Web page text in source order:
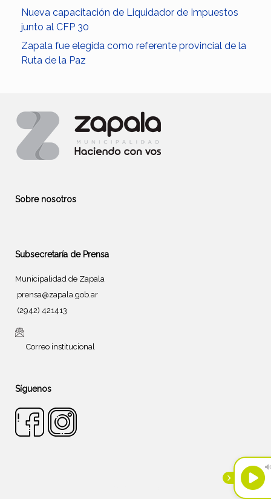
Nueva capacitación de Liquidador de Impuestos
junto al CFP 30
Zapala fue elegida como referente provincial de la
Ruta de la Paz
Sobre nosotros
Subsecretaría de Prensa
Municipalidad de Zapala
prensa@zapala.gob.ar
(2942) 421413
Correo institucional
Síguenos